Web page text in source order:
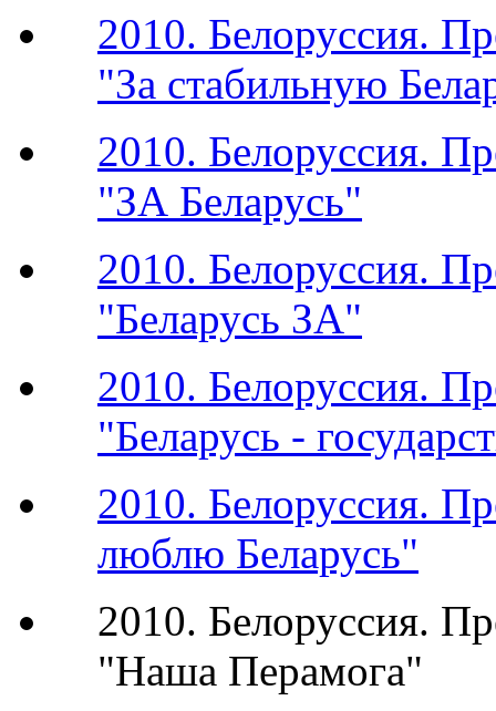
2010. Белоруссия.
"За стабильную
2010. Белоруссия.
"ЗА Беларусь"
2010. Белоруссия.
"Беларусь ЗА"
2010. Белоруссия.
"Беларусь -
2010. Белоруссия.
люблю Беларусь"
2010. Белоруссия.
"Наша Перамога"